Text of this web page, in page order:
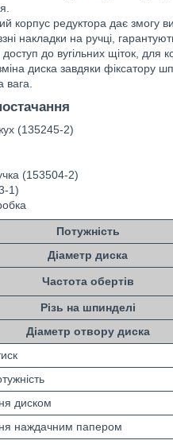
корпус редуктора дає змогу
накладки на ручці,
до вугільних щіток, для
диска завдяки фіксатору
вага.
(135245-2)
(153504-2)
1)
Потужність
Діаметр диска
Частота обертів
Різь на шпинделі
Діаметр отвору диска
диском
наждачним папером